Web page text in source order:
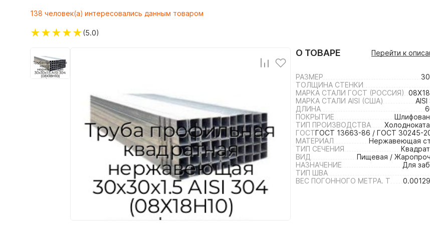
138 человек(а) интересовались данным товаром
★★★★★(5.0)
О ТОВАРЕ Перейти к
РАЗМЕР
ТОЛЩИНА СТЕНКИ
МАРКА СТАЛИ ГОСТ (РОССИЯ)
МАРКА СТАЛИ AISI (США)
ДЛИНА
ПОКРЫТИЕ
ТИП ПРОИЗВОДСТВА
ГОСТГОСТ 13663-86 / ГОСТ 30245-
МАТЕРИАЛ
Нержавеющая
ТИП СЕЧЕНИЯ
ВИД
Пищевая /
НАЗНАЧЕНИЕ
Для
ТИП ШВА
ВЕС ПОГОННОГО МЕТРА. Т